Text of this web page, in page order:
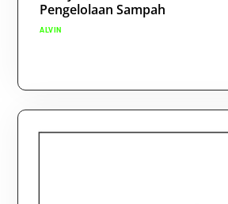
Pengelolaan Sampah
ALVIN